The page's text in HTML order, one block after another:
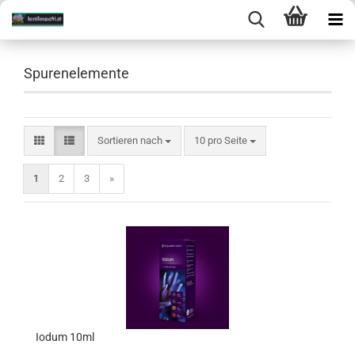
Spurenelemente
Sortieren nach 10 pro Seite
1 2 3 »
Iodum 10ml